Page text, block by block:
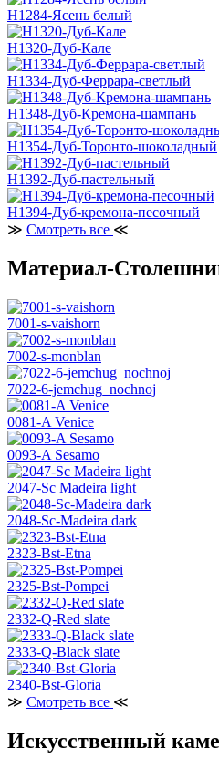
H1284-Ясень белый
H1320-Дуб-Кале
H1334-Дуб-Феррара-светлый
H1348-Дуб-Кремона-шампань
H1354-Дуб-Торонто-шоколадный
H1392-Дуб-пастельный
H1394-Дуб-кремона-песочный
≫ Смотреть все ≪
Материал-
7001-s-vaishorn
7002-s-monblan
7022-6-jemchug_nochnoj
0081-A Venice
0093-A Sesamo
2047-Sc Madeira light
2048-Sc-Madeira dark
2323-Bst-Etna
2325-Bst-Pompei
2332-Q-Red slate
2333-Q-Black slate
2340-Bst-Gloria
≫ Смотреть все ≪
Искусственный